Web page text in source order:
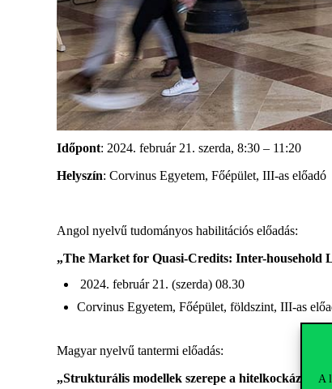
A
Időpont: 2024. február 21. szerda, 8:30 – 11:20
Helyszín: Corvinus Egyetem, Főépület, III-as előadó
Angol nyelvű tudományos habilitációs előadás:
„The Market for Quasi-Credits: Inter-household
2024. február 21. (szerda) 08.30
Corvinus Egyetem, Főépület, földszint, III-as
Magyar nyelvű tantermi előadás:
„Strukturális modellek szerepe a hitelkockázat